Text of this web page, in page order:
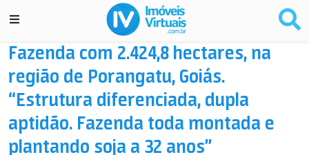
Fazenda com 2.424,8 hectares, na
região de Porangatu, Goiás.
“Estrutura diferenciada, dupla
aptidão. Fazenda toda montada e
plantando soja a 32 anos”